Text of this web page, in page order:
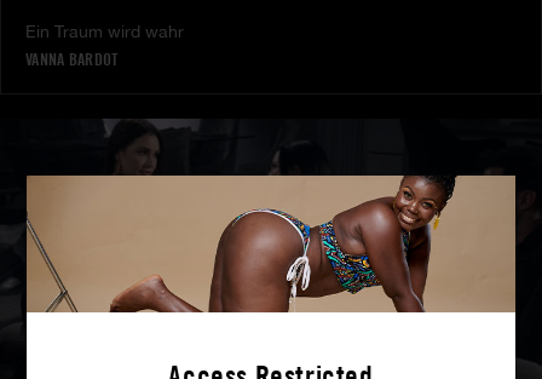
Ein Traum wird wahr
VANNA BARDOT